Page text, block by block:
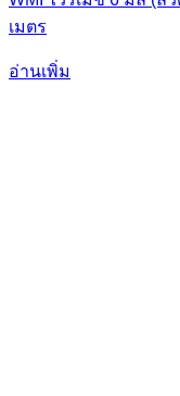
เมตร
อ่านเพิ่ม